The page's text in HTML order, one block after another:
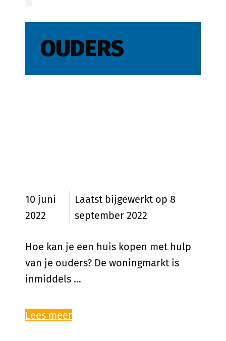
OUDERS
8
september 2022
10 juni
2022
Hoe kan je een huis kopen met hulp
van je ouders? De woningmarkt is
inmiddels …
Lees meer